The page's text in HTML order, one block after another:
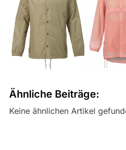
Ähnliche Beiträge:
Keine ähnlichen Artikel